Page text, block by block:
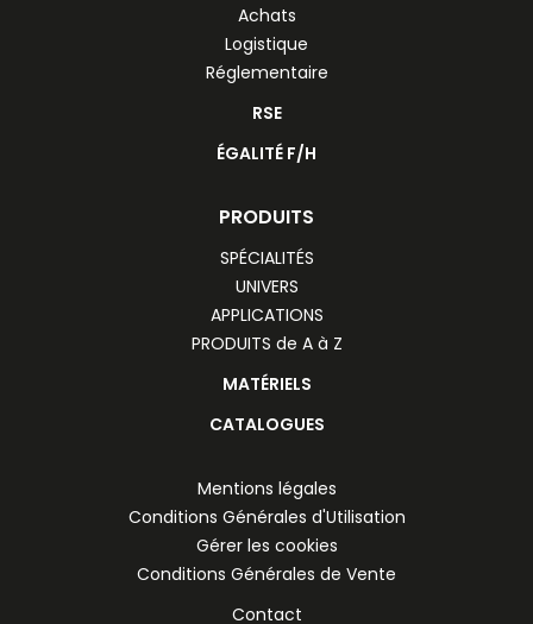
Achats
Logistique
Réglementaire
RSE
ÉGALITÉ F/H
PRODUITS
SPÉCIALITÉS
UNIVERS
APPLICATIONS
PRODUITS de A à Z
MATÉRIELS
CATALOGUES
Mentions légales
Conditions Générales d'Utilisation
Gérer les cookies
Conditions Générales de Vente
Contact